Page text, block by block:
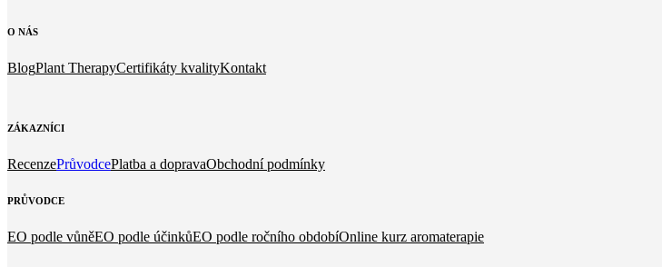
O NÁS
BlogPlant TherapyCertifikáty kvalityKontakt
ZÁKAZNÍCI
RecenzePrůvodcePlatba a dopravaObchodní podmínky
PRŮVODCE
EO podle vůněEO podle účinkůEO podle ročního obdobíOnline kurz aromaterapie